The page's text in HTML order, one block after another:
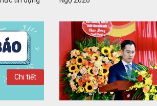
Chi tiết